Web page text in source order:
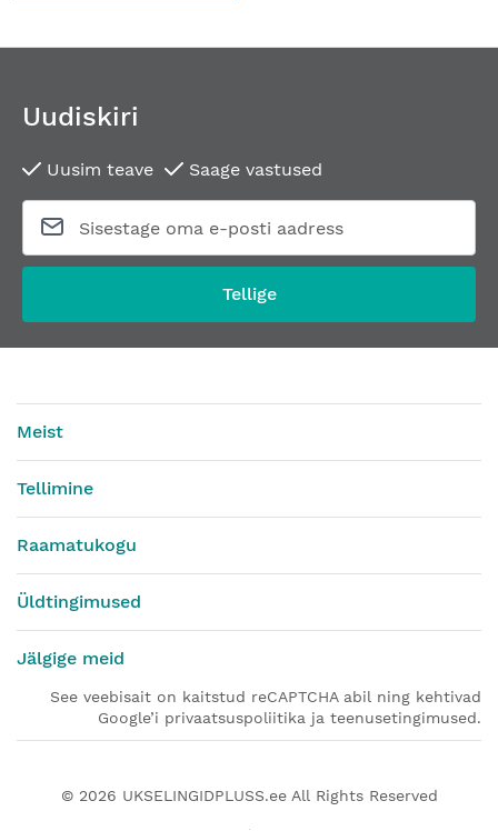
Uudiskiri
Uusim teave Saage vastused
Tellige
Meist
Tellimine
Raamatukogu
Üldtingimused
Jälgige meid
See veebisait on kaitstud reCAPTCHA abil ning kehtivad
Google’i privaatsuspoliitika ja teenusetingimused.
© 2026 UKSELINGIDPLUSS.eeAll Rights Reserved